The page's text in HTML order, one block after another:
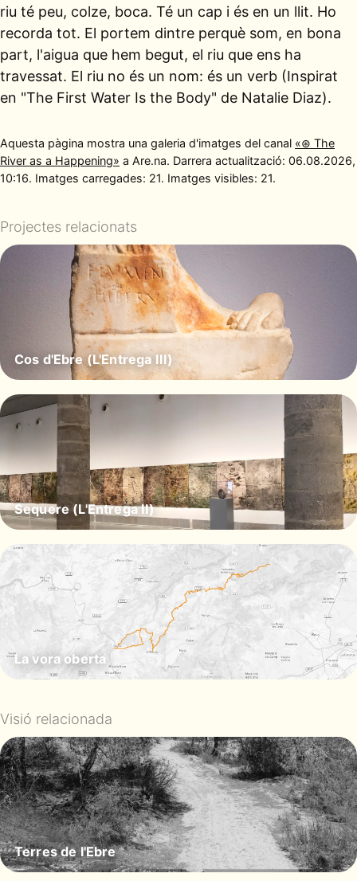
riu té peu, colze, boca. Té un cap i és en un llit. Ho
recorda tot. El portem dintre perquè som, en bona
part, l'aigua que hem begut, el riu que ens ha
travessat. El riu no és un nom: és un verb (Inspirat
en "The First Water Is the Body" de Natalie Diaz).
Aquesta pàgina mostra una galeria d'imatges del canal «⊛ The
River as a Happening» a Are.na. Darrera actualització: 06.08.2026,
10:16. Imatges carregades: 21. Imatges visibles: 21.
Projectes relacionats
Cos d'Ebre (L'Entrega III)
Sequere (L'Entrega II)
La vora oberta
Visió relacionada
Terres de l'Ebre